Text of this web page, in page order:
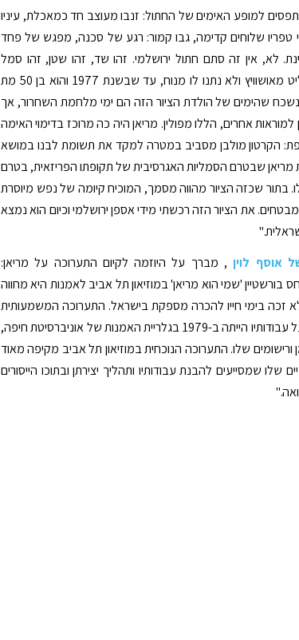
למופע האימים של החתול: זנבו מעוצב חד כמאכלת, עיניו
טפריו שלוחים קדימה, גבו קמור: רגע של סכנה, מפגש של פחד
לא, אין זה סתם חתול ירושלמי. זהו שד, זהו שטן, זהו סמל
לביעותים, שרדפו את הפליט מאושוויץ ולא נתנו לו מנוח, עד שבשנת 1977 והוא בן 50 מת
נשכח שהימים של הולדת הציור הזה הם ימי מלחמת השחרור, אך
עוד נתון למוראות אחרים, הללו מפולין. מריאן היה כה מרוכז בדימוי האימה
הקרטון מולבן מסביב במטרה למקד את תשומת לבנו במושא
מריאן שבטרם הסמליות האגרסיבית של תקופתו הפריזאית, בטרם
בתור שכזה הציור מהווה מסמך, המוכיח קיומה של נפש מיוסרת
את הציור הזה רכשתי מידי אספן ירושלמי וכיום הוא נמצא
, מברך על היוזמה לקיום התערוכה על מריאן:
בורשטיין 'שמי הוא מריאן' במוזיאון תל אביב לאמנות היא מחווה
זכה בימי חייו להכרה מספקת בישראל. התערוכה המשמעותית
האחרונה שנערכה בארץ על עבודותיו הייתה ב-1979 בגלריית האמנות של אוניברסיטת חיפה,
שלו. התערוכה הנוכחית במוזיאון תל אביב מקיפה מאוד
שלו שמסייעים להבנת עבודותיו ותהליך יצירתן ובתוכו הייסורים